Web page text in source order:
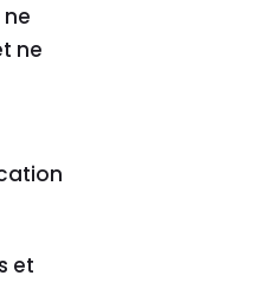
ne
ne
et